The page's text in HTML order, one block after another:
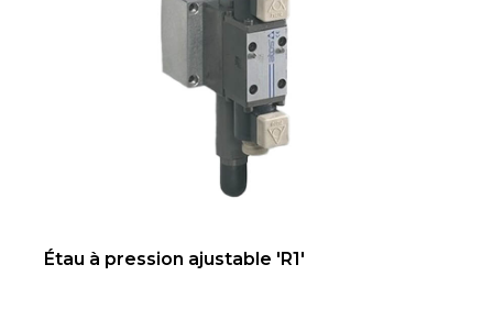
Étau à pression ajustable 'R1'